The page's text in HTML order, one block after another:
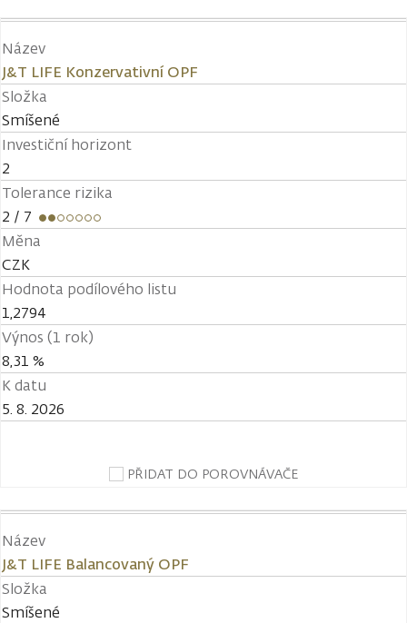
Název
J&T LIFE Konzervativní OPF
Složka
Smíšené
Investiční horizont
2
Tolerance rizika
2 / 7
Měna
CZK
Hodnota podílového listu
1,2794
Výnos (1 rok)
8,31 %
K datu
5. 8. 2026
PŘIDAT DO POROVNÁVAČE
Název
J&T LIFE Balancovaný OPF
Složka
Smíšené